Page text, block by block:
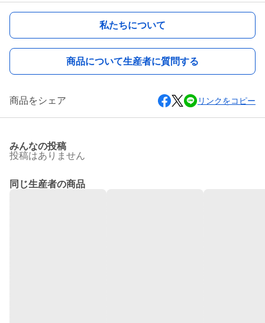
私たちについて
商品について生産者に質問する
商品をシェア リンクをコピー
みんなの投稿
投稿はありません
同じ生産者の商品